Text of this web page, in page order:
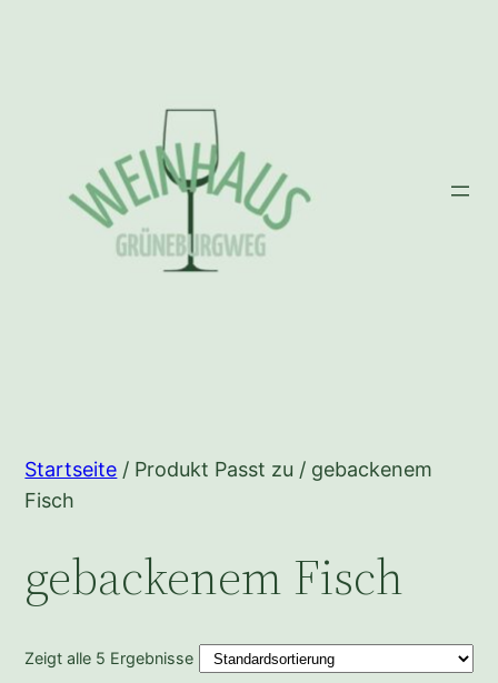
Startseite / Produkt Passt zu / gebackenem
Fisch
gebackenem Fisch
Zeigt alle 5 Ergebnisse